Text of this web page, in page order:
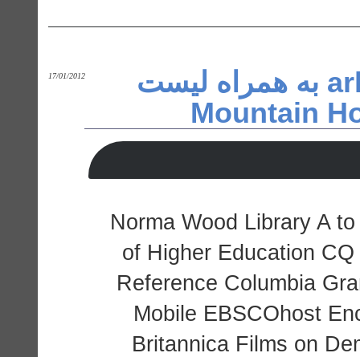
پسورد دانشگاه arkansas State به همراه لیست 17/01/2012
Norma Wood Library A
of Higher Education
Reference Columbia
Mobile EBSCOhost
Britannica Films on